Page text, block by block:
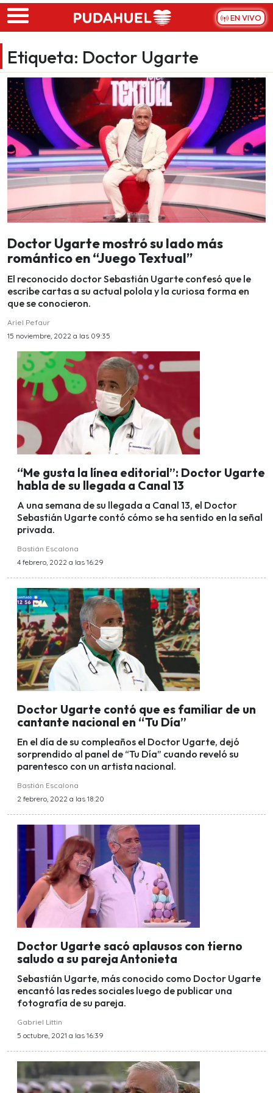
Skip to main content
EN VIVO
Etiqueta: Doctor Ugarte
Doctor Ugarte mostró su lado más
romántico en “Juego Textual”
El reconocido doctor Sebastián Ugarte confesó que le
escribe cartas a su actual polola y la curiosa forma en
que se conocieron.
Ariel Pefaur
15 noviembre, 2022 a las 09:35
“Me gusta la línea editorial”: Doctor Ugarte
habla de su llegada a Canal 13
A una semana de su llegada a Canal 13, el Doctor
Sebastián Ugarte contó cómo se ha sentido en la señal
privada.
Bastián Escalona
4 febrero, 2022 a las 16:29
Doctor Ugarte contó que es familiar de un
cantante nacional en “Tu Día”
En el día de su compleaños el Doctor Ugarte, dejó
sorprendido al panel de “Tu Día” cuando reveló su
parentesco con un artista nacional.
Bastián Escalona
2 febrero, 2022 a las 18:20
Doctor Ugarte sacó aplausos con tierno
saludo a su pareja Antonieta
Sebastián Ugarte, más conocido como Doctor Ugarte
encantó las redes sociales luego de publicar una
fotografía de su pareja.
Gabriel Littin
5 octubre, 2021 a las 16:39